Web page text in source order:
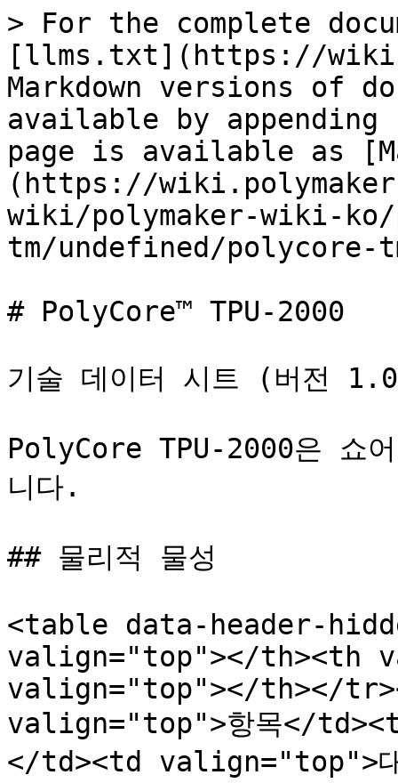
> For the complete
[llms.txt](https://
Markdown versions of
available by
page is available as
(https://
wiki/polymaker-wiki-ko/
tm/undefined/polycore-
# PolyCore™ TPU-2000
기술 데이터 시트 (버전
PolyCore TPU-2000은 쇼
니다.
## 물리적 물성
<table data-header-
valign="top"></th><th
valign="top"></th></
valign="top">항목</
</td><td valign="top">